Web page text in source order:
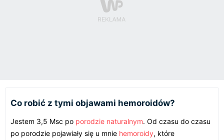
Co robić z tymi objawami hemoroidów?
Jestem 3,5 Msc po porodzie naturalnym. Od czasu do czasu
po porodzie pojawiały się u mnie hemoroidy, które